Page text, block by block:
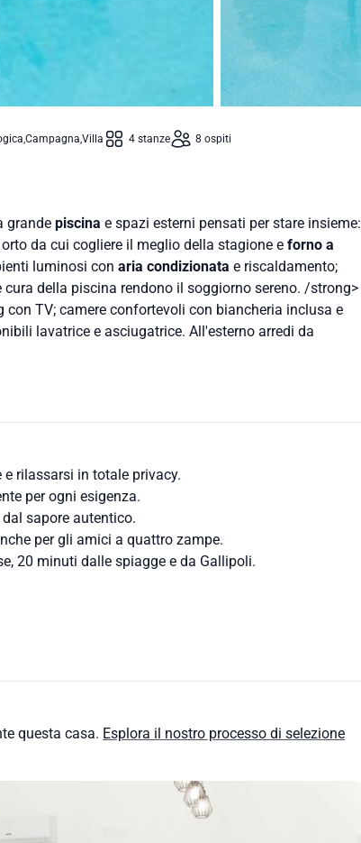
Campagna Villa 4 stanze 8 ospiti
grande piscina e spazi esterni pensati per stare insieme:
da cui cogliere il meglio della stagione e forno a
luminosi con aria condizionata e riscaldamento;
cura della piscina rendono il soggiorno sereno. /strong>
TV; camere confortevoli con biancheria inclusa e
lavatrice e asciugatrice. All'esterno arredi da
e rilassarsi in totale privacy.
per ogni esigenza.
sapore autentico.
per gli amici a quattro zampe.
20 minuti dalle spiagge e da Gallipoli.
questa casa. Esplora il nostro processo di selezione